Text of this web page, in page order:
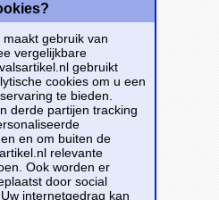
voor slechts€
Diadeem bloemen
te bestellen bijE-
voor€ 3,15
gebruik van
vergelijkbare
gebruikt
cookies om u een
te bieden.
derde partijen tracking
en om buiten de
relevante
Ook worden er
door social
internetgedrag kan